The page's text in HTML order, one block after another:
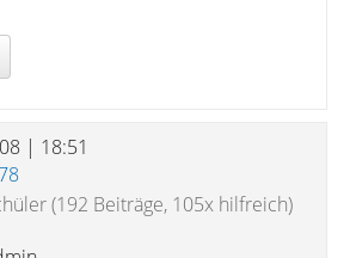
| 18:51
(192 Beiträge, 105x hilfreich)